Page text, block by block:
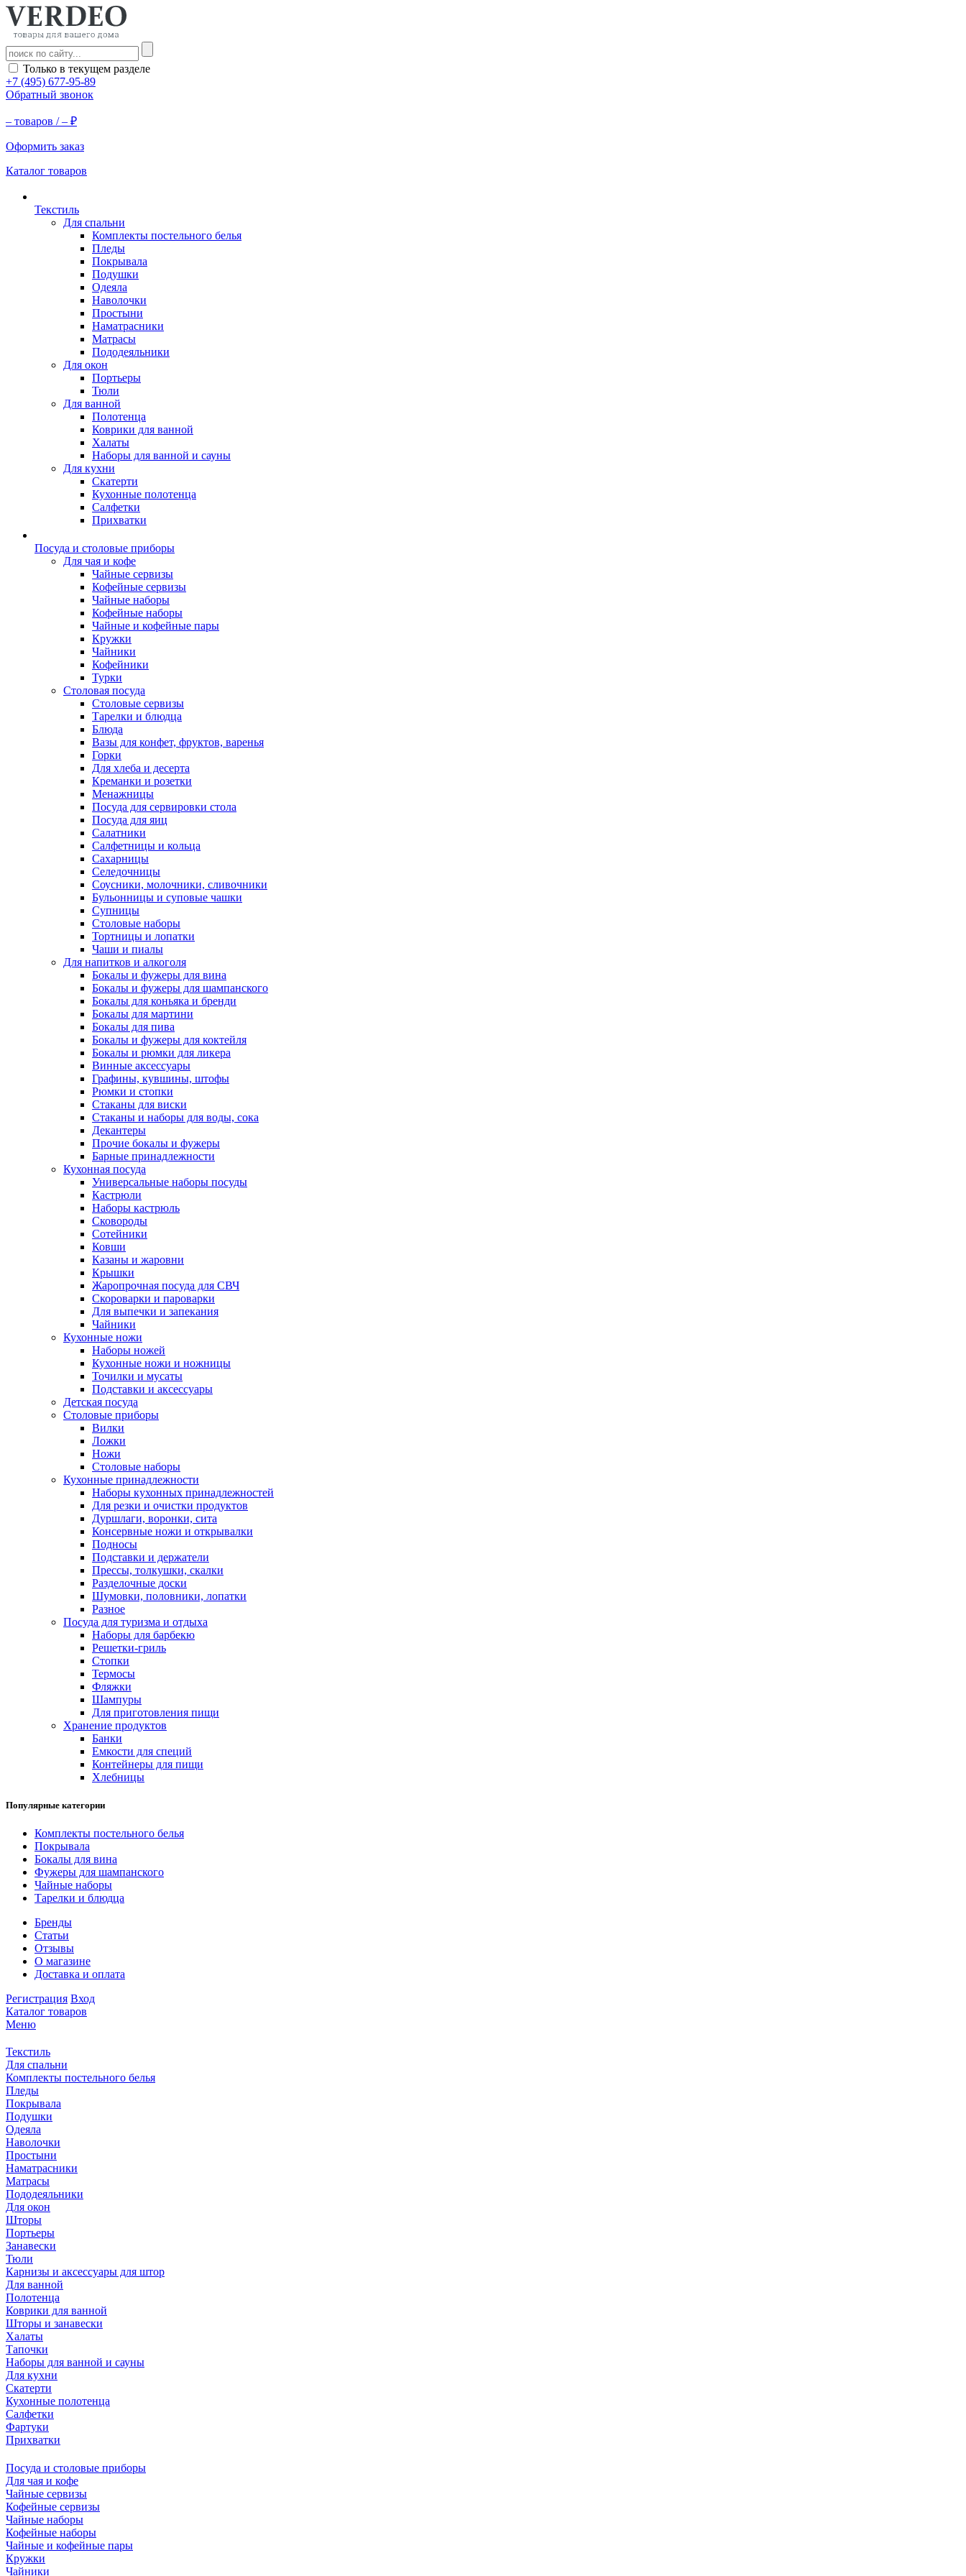
Только в текущем разделе
+7 (495) 677-95-89
Обратный звонок
– товаров /– ₽
Оформить заказ
Каталог товаров
Текстиль
Для спальни
Комплекты постельного белья
Пледы
Покрывала
Подушки
Одеяла
Наволочки
Простыни
Наматрасники
Матрасы
Пододеяльники
Для окон
Портьеры
Тюли
Для ванной
Полотенца
Коврики для ванной
Халаты
Наборы для ванной и сауны
Для кухни
Скатерти
Кухонные полотенца
Салфетки
Прихватки
Посуда и столовые приборы
Для чая и кофе
Чайные сервизы
Кофейные сервизы
Чайные наборы
Кофейные наборы
Чайные и кофейные пары
Кружки
Чайники
Кофейники
Турки
Столовая посуда
Столовые сервизы
Тарелки и блюдца
Блюда
Вазы для конфет, фруктов, варенья
Горки
Для хлеба и десерта
Креманки и розетки
Менажницы
Посуда для сервировки стола
Посуда для яиц
Салатники
Салфетницы и кольца
Сахарницы
Селедочницы
Соусники, молочники, сливочники
Бульонницы и суповые чашки
Супницы
Столовые наборы
Тортницы и лопатки
Чаши и пиалы
Для напитков и алкоголя
Бокалы и фужеры для вина
Бокалы и фужеры для шампанского
Бокалы для коньяка и бренди
Бокалы для мартини
Бокалы для пива
Бокалы и фужеры для коктейля
Бокалы и рюмки для ликера
Винные аксессуары
Графины, кувшины, штофы
Рюмки и стопки
Стаканы для виски
Стаканы и наборы для воды, сока
Декантеры
Прочие бокалы и фужеры
Барные принадлежности
Кухонная посуда
Универсальные наборы посуды
Кастрюли
Наборы кастрюль
Сковороды
Сотейники
Ковши
Казаны и жаровни
Крышки
Жаропрочная посуда для СВЧ
Скороварки и пароварки
Для выпечки и запекания
Чайники
Кухонные ножи
Наборы ножей
Кухонные ножи и ножницы
Точилки и мусаты
Подставки и аксессуары
Детская посуда
Столовые приборы
Вилки
Ложки
Ножи
Столовые наборы
Кухонные принадлежности
Наборы кухонных принадлежностей
Для резки и очистки продуктов
Дуршлаги, воронки, сита
Консервные ножи и открывалки
Подносы
Подставки и держатели
Прессы, толкушки, скалки
Разделочные доски
Шумовки, половники, лопатки
Разное
Посуда для туризма и отдыха
Наборы для барбекю
Решетки-гриль
Стопки
Термосы
Фляжки
Шампуры
Для приготовления пищи
Хранение продуктов
Банки
Емкости для специй
Контейнеры для пищи
Хлебницы
Популярные категории
Комплекты постельного белья
Покрывала
Бокалы для вина
Фужеры для шампанского
Чайные наборы
Тарелки и блюдца
Бренды
Статьи
Отзывы
О магазине
Доставка и оплата
Регистрация Вход
Каталог товаров
Меню
Текстиль
Для спальни
Комплекты постельного белья
Пледы
Покрывала
Подушки
Одеяла
Наволочки
Простыни
Наматрасники
Матрасы
Пододеяльники
Для окон
Шторы
Портьеры
Занавески
Тюли
Карнизы и аксессуары для штор
Для ванной
Полотенца
Коврики для ванной
Шторы и занавески
Халаты
Тапочки
Наборы для ванной и сауны
Для кухни
Скатерти
Кухонные полотенца
Салфетки
Фартуки
Прихватки
Посуда и столовые приборы
Для чая и кофе
Чайные сервизы
Кофейные сервизы
Чайные наборы
Кофейные наборы
Чайные и кофейные пары
Кружки
Чайники